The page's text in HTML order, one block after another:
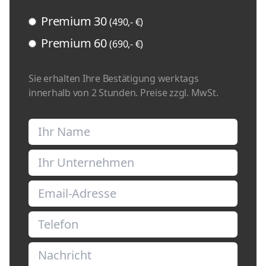
Premium 30(490,- €)
Premium 60(690,- €)
Sie erhalten Ihre Bestätigung werktags
innerhalb von 2 Stunden. Preise zzgl. MwSt.